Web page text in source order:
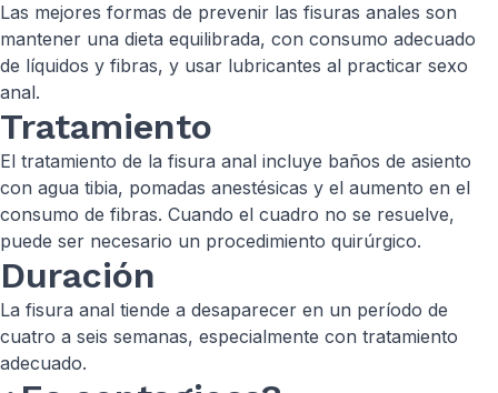
Las mejores formas de prevenir las fisuras anales son
mantener una dieta equilibrada, con consumo adecuado
de líquidos y fibras, y usar lubricantes al practicar sexo
anal.
Tratamiento
El tratamiento de la fisura anal incluye baños de asiento
con agua tibia, pomadas anestésicas y el aumento en el
consumo de fibras. Cuando el cuadro no se resuelve,
puede ser necesario un procedimiento quirúrgico.
Duración
La fisura anal tiende a desaparecer en un período de
cuatro a seis semanas, especialmente con tratamiento
adecuado.